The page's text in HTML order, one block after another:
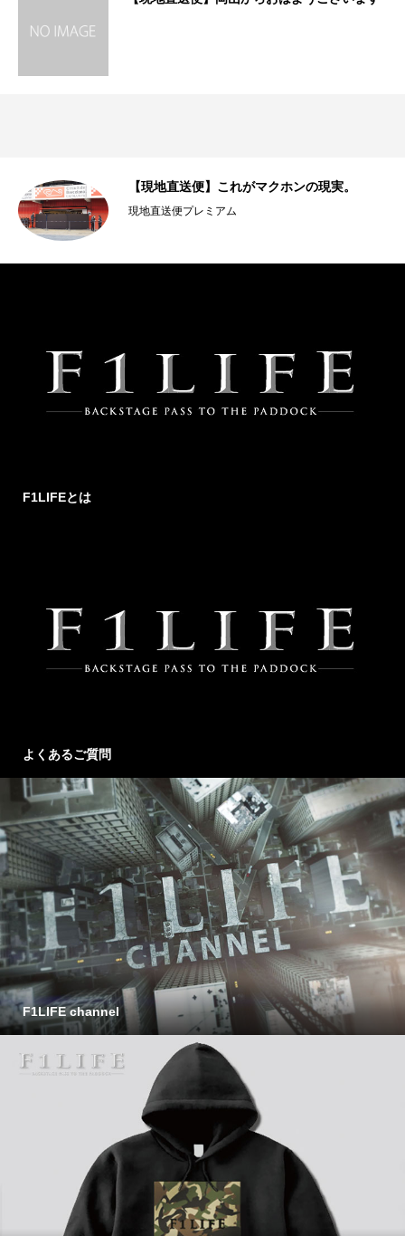
【現地直送便】これがマクホンの現実。
現地直送便プレミアム
F1LIFEとは
よくあるご質問
F1LIFE channel